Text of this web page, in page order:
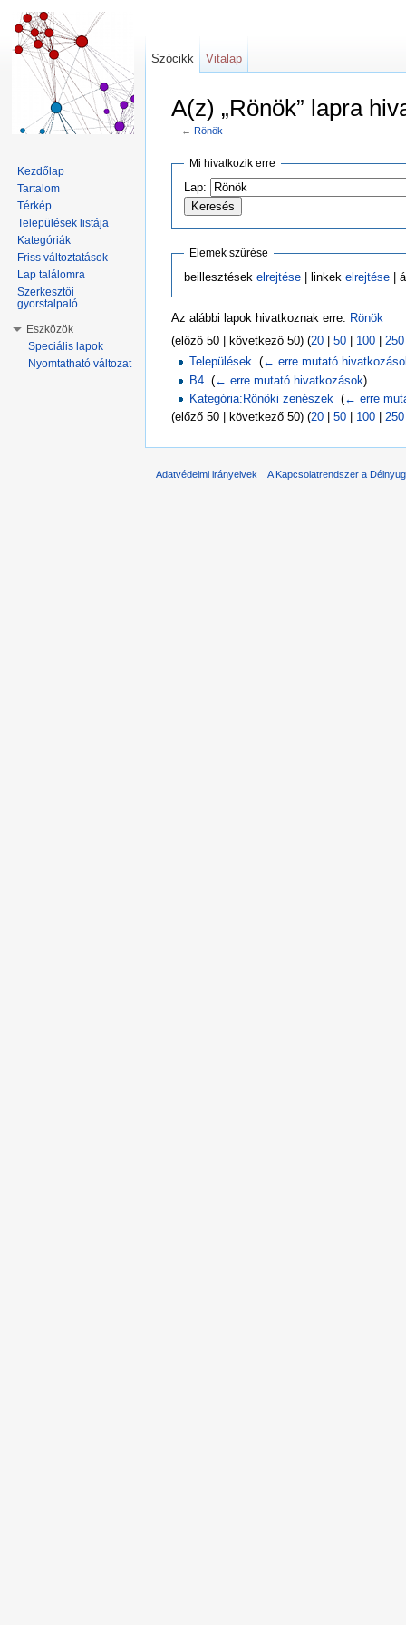
A(z) „Rönök” lapra
← Rönök
Mi hivatkozik erre
Lap:
Elemek szűrése
beillesztések elrejtése| linkek elrejtése|
Az alábbi lapok hivatkoznak erre: Rönök
(előző 50 | következő 50) (20 50 100 250
Települések ‎(← erre mutató
B4 ‎(← erre mutató hivatkozások)
Kategória:Rönöki zenészek ‎(← erre
(előző 50 | következő 50) (20 50 100 250
Szócikk Vitalap
Kezdőlap
Tartalom
Térkép
Települések listája
Kategóriák
Friss változtatások
Lap találomra
Szerkesztői
gyorstalpaló
Eszközök
Speciális lapok
Nyomtatható változat
Adatvédelmi irányelvek A Kapcsolatrendszer a